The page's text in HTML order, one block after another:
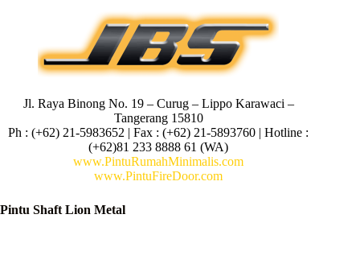
Jl. Raya Binong No. 19 – Curug – Lippo Karawaci –
Tangerang 15810
Ph : (+62) 21-5983652 | Fax : (+62) 21-5893760 | Hotline :
(+62)81 233 8888 61 (WA)
www.PintuRumahMinimalis.com
www.PintuFireDoor.com
Pintu Shaft Lion Metal